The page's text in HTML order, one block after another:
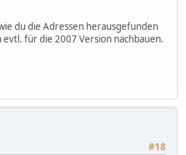
du die Adressen herausgefunden
evtl. für die 2007 Version nachbauen.
#18